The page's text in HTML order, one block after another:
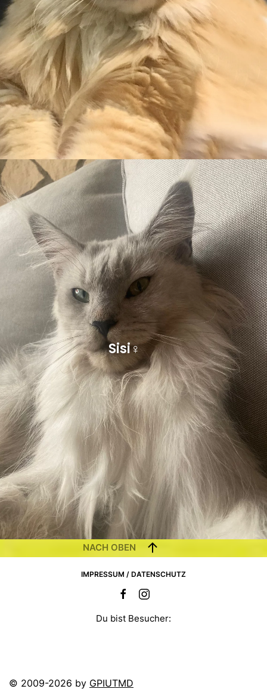
Sisi♀
NACH OBEN
IMPRESSUM / DATENSCHUTZ
Du bist Besucher:
© 2009-2026 by GPIUTMD